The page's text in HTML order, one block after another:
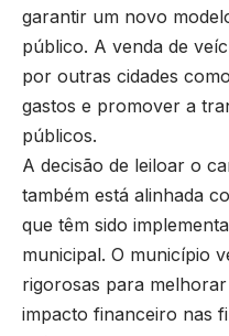
garantir um novo
público. A venda de
por outras cidades
gastos e promover a
públicos.
A decisão de leiloar o
também está alinhada
que têm sido
municipal. O município
rigorosas para
impacto financeiro nas